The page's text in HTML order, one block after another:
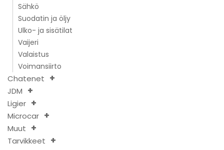
Sähkö
Suodatin ja öljy
Ulko- ja sisätilat
Vaijeri
Valaistus
Voimansiirto
Chatenet
JDM
Ligier
Microcar
Muut
Tarvikkeet